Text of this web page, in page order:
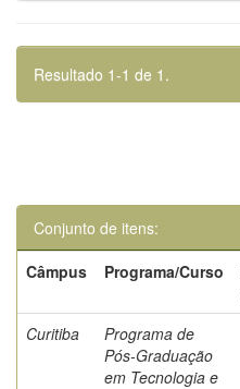
Resultado 1-1 de 1.
Conjunto de itens:
Câmpus
Programa/Curso
Curitiba
Programa de
Pós-Graduação
em Tecnologia e